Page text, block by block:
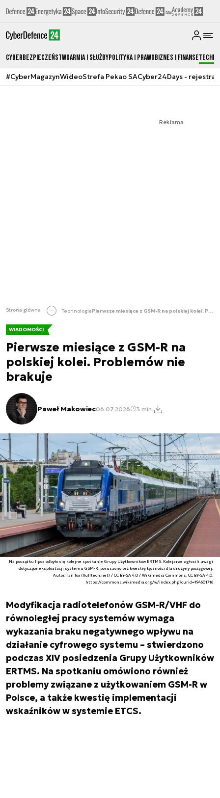
CyberbezpieczeństwoArmia i SłużbyPolityka i prawoBiznes i Finanse
#CyberMagazynWideoStrefa Pekao SACyber24Days -
Reklama
Strona główna Technologie Pierwsze miesiące z GSM-R na polskiej kolei. Problemów nie brakuje
WIADOMOŚCI
Pierwsze miesiące z GSM-R na
polskiej kolei. Problemów nie
brakuje
Paweł Makowiec06.07.2026 3 min.
Na początku lipca odbyło się kolejne spotkanie Grupy Użytkowników ERTMS. Kolejarze zgłosili uwagi
dotyczące eksploatacji systemu GSM-R; poruszono też kwestię łączności dla drużyny pociągowej.
Autor. rail fox (flufftech.net) / CC BY-SA 4.0 / Wikimedia Commons, CC BY-SA 4.0,
https://commons.wikimedia.org/w/index.php?curid=194601716
Modyfikacja radiotelefonów GSM-R/VHF do
równoległej pracy systemów wymaga
wykazania braku negatywnego wpływu na
działanie cyfrowego systemu – stwierdzono
podczas XIV posiedzenia Grupy Użytkowników
ERTMS. Na spotkaniu omówiono również
problemy związane z użytkowaniem GSM-R w
Polsce, a także kwestię implementacji
wskaźników w systemie ETCS.